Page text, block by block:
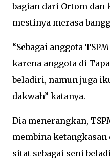
bagian dari Ortom dan
mestinya merasa
“Sebagai anggota
karena anggota di
beladiri, namun juga
dakwah” katanya.
Dia menerangkan,
membina
sitat sebagai seni